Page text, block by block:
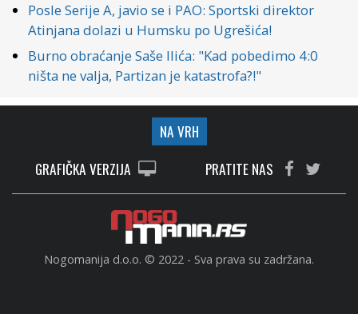
Posle Serije A, javio se i PAO: Sportski direktor
Atinjana dolazi u Humsku po Ugrešića!
Burno obraćanje Saše Ilića: "Kad pobedimo 4:0
ništa ne valja, Partizan je katastrofa?!"
NA VRH
GRAFIČKA VERZIJA
PRATITE NAS
Nogomanija d.o.o. © 2022 - Sva prava su zadržana.